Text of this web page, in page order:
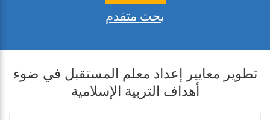
بحث متقدم
تطوير معايير إعداد معلم المستقبل في ضوء
أهداف التربية الإسلامية